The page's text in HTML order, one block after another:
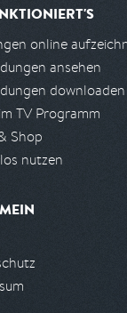
online
ansehen
downloaden
TV Programm
Shop
nutzen